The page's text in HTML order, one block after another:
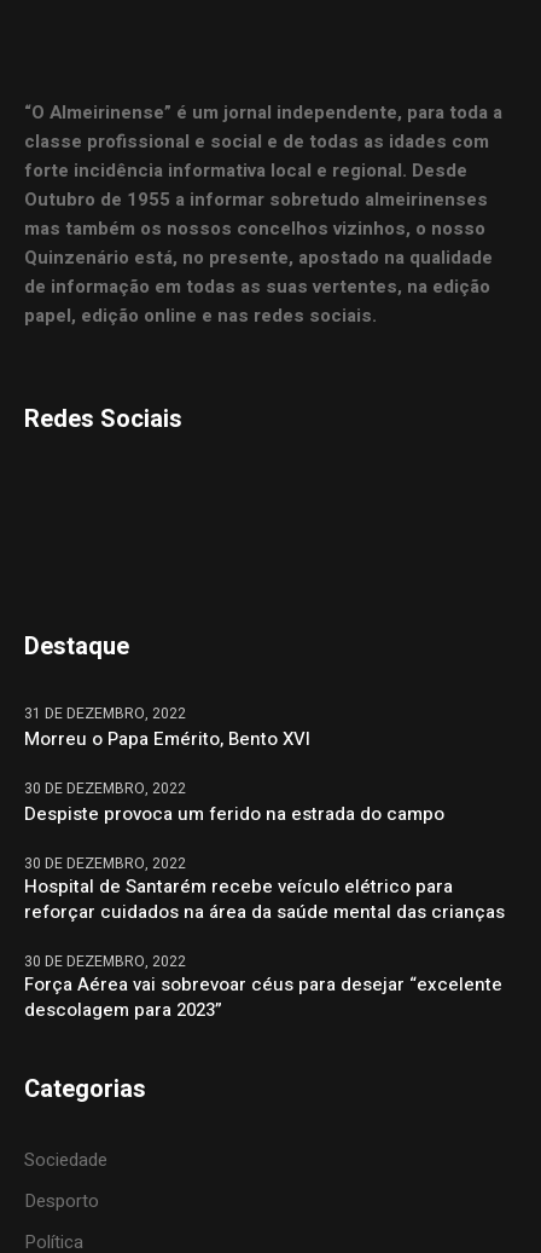
“O Almeirinense” é um jornal independente, para toda a
classe profissional e social e de todas as idades com
forte incidência informativa local e regional. Desde
Outubro de 1955 a informar sobretudo almeirinenses
mas também os nossos concelhos vizinhos, o nosso
Quinzenário está, no presente, apostado na qualidade
de informação em todas as suas vertentes, na edição
papel, edição online e nas redes sociais.
Redes Sociais
Destaque
31 DE DEZEMBRO, 2022
Morreu o Papa Emérito, Bento XVI
30 DE DEZEMBRO, 2022
Despiste provoca um ferido na estrada do campo
30 DE DEZEMBRO, 2022
Hospital de Santarém recebe veículo elétrico para
reforçar cuidados na área da saúde mental das crianças
30 DE DEZEMBRO, 2022
Força Aérea vai sobrevoar céus para desejar “excelente
descolagem para 2023”
Categorias
Sociedade
Desporto
Política